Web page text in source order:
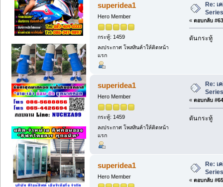
superidea1
Hero Member
กระทู้: 1459
ลงประกาศ โพสสินค้าให้ติดหน้า
แรก
Re: เ
« ตอบกลับ
ดันกระทู้
superidea1
Hero Member
กระทู้: 1459
ลงประกาศ โพสสินค้าให้ติดหน้า
แรก
Re: เ
« ตอบกลับ
ดันกระทู้
superidea1
Hero Member
Re: เ
« ตอบกลับ